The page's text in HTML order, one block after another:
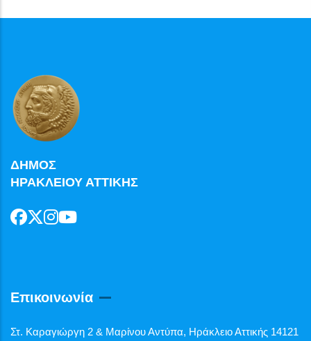
ΔΗΜΟΣ
ΗΡΑΚΛΕΙΟΥ ΑΤΤΙΚΗΣ
Επικοινωνία
Στ. Καραγιώργη 2 & Μαρίνου Αντύπα, Ηράκλειο Αττικής 14121